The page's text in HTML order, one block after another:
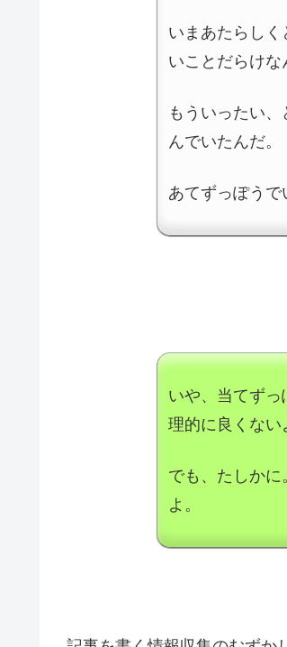
いまあたらし
いことだらけな
もういったい
んでいたんだ。
あてずっぽうで
いや、当てず
理的に良くない
でも、たしか
よ。